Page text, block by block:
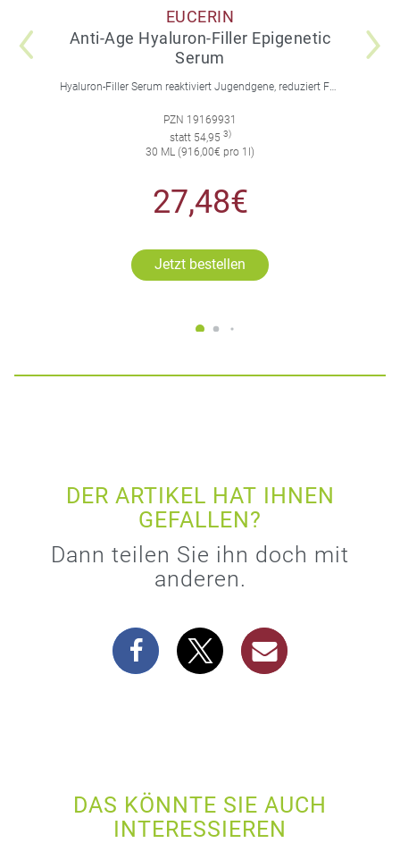
EUCERIN
Anti-Age Hyaluron-Filler Epigenetic
Serum
Hyaluron-Filler Serum reaktiviert Jugendgene, reduziert Falten und feine Linien, spendet intensive Feuchtigkeit und strafft die Gesichtskonturen.
PZN 19169931
statt 54,95 3)
30 ML (916,00€ pro 1l)
27,48€
Jetzt bestellen
DER ARTIKEL HAT IHNEN
GEFALLEN?
Dann teilen Sie ihn doch mit
anderen.
DAS KÖNNTE SIE AUCH
INTERESSIEREN